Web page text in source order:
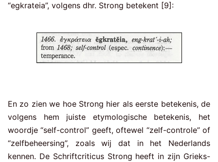
“egkrateia”, volgens dhr. Strong betekent [9]:
En zo zien we hoe Strong hier als eerste betekenis, de
volgens hem juiste etymologische betekenis, het
woordje “self-control” geeft, oftewel “zelf-controle” of
“zelfbeheersing”, zoals wij dat in het Nederlands
kennen. De Schriftcriticus Strong heeft in zijn Grieks-